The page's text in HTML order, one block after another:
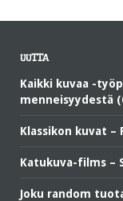
UUTTA
Kaikki kuvaa -
menneisyydestä
Klassikon kuvat
Katukuva-films –
Joku random